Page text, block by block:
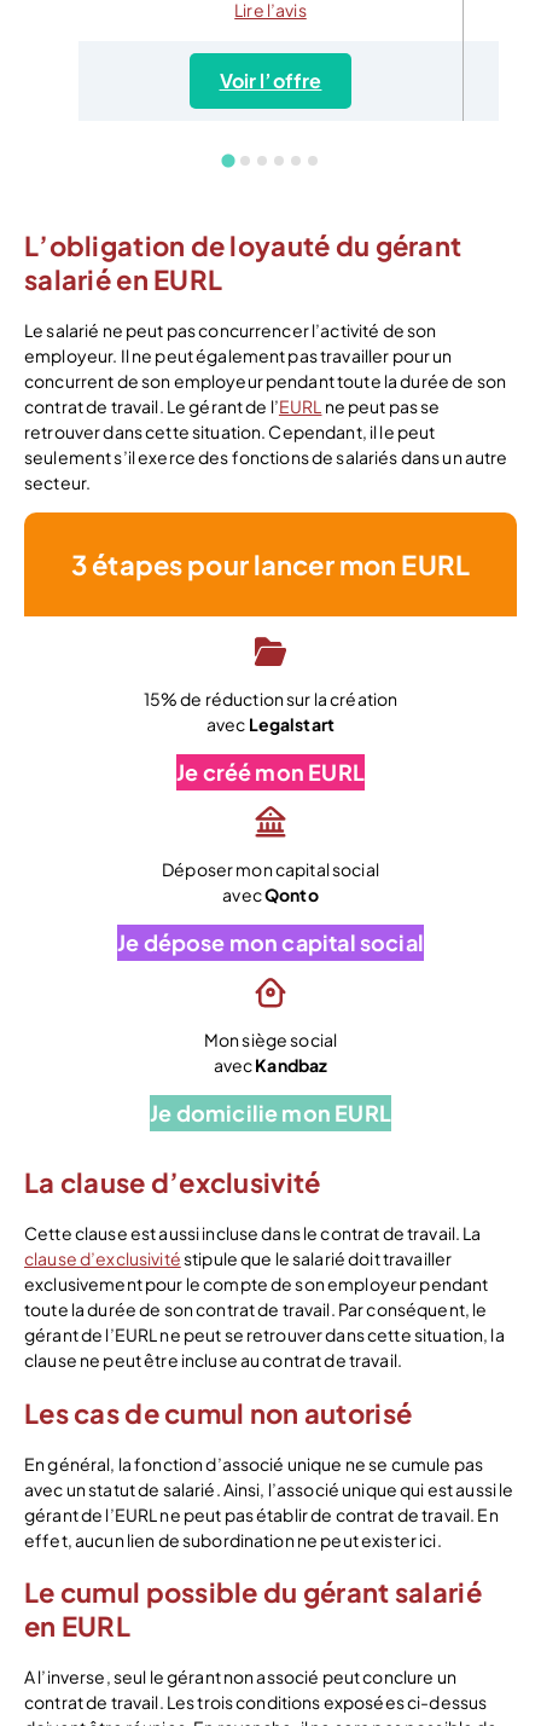
Lire l’avis
Voir l’offre
L’obligation de loyauté du gérant
salarié en EURL
Le salarié ne peut pas concurrencer l’activité de son
employeur. Il ne peut également pas travailler pour un
concurrent de son employeur pendant toute la durée de son
contrat de travail. Le gérant de l’EURL ne peut pas se
retrouver dans cette situation. Cependant, il le peut
seulement s’il exerce des fonctions de salariés dans un autre
secteur.
3 étapes pour lancer mon EURL
15% de réduction sur la création
avec Legalstart
Je créé mon EURL
Déposer mon capital social
avecQonto
Je dépose mon capital social
Mon siège social
avecKandbaz
Je domicilie mon EURL
La clause d’exclusivité
Cette clause est aussi incluse dans le contrat de travail. La
clause d’exclusivitéstipule que le salarié doit travailler
exclusivement pour le compte de son employeur pendant
toute la durée de son contrat de travail. Par conséquent, le
gérant de l’EURL ne peut se retrouver dans cette situation, la
clause ne peut être incluse au contrat de travail.
Les cas de cumul non autorisé
En général, la fonction d’associé unique ne se cumule pas
avec un statut de salarié. Ainsi, l’associé unique qui est aussi le
gérant de l’EURL ne peut pas établir de contrat de travail. En
effet, aucun lien de subordination ne peut exister ici.
Le cumul possible du gérant salarié
en EURL
A l’inverse, seul le gérant non associé peut conclure un
contrat de travail. Les trois conditions exposées ci-dessus